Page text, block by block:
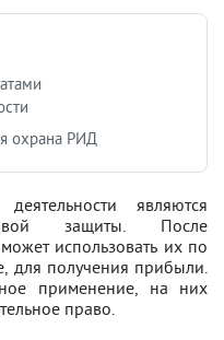
охрана РИД
деятельности являются
защиты. После
использовать их по
для получения прибыли.
применение, на них
право.